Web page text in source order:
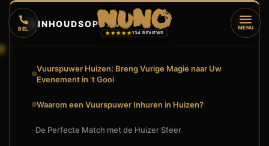
BEL
★★★★★134 REVIEWS
MENU
🔥INHOUDSOPGAVE ▼
Vuurspuwer Huizen: Breng Vurige Magie naar Uw
Evenement in ’t Gooi
Waarom een Vuurspuwer Inhuren in Huizen?
De Perfecte Match met de Huizer Sfeer